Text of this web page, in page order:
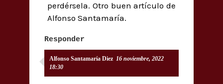
perdérsela. Otro buen artículo de
Alfonso Santamaría.
Responder
Alfonso Santamaría Diez 16 noviembre, 2022
18:30